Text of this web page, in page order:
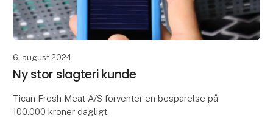
6. august 2024
Ny stor slagteri kunde
Tican Fresh Meat A/S forventer en besparelse på
100.000 kroner dagligt.